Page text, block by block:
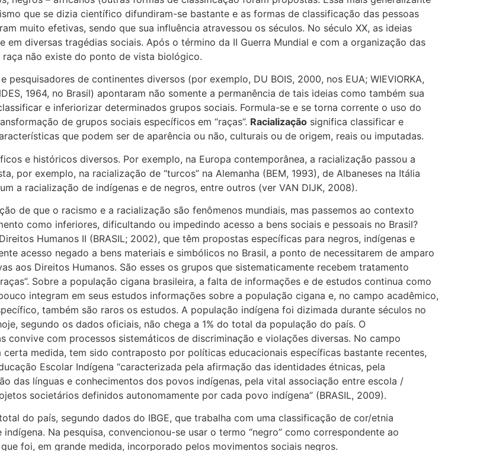
que se dizia científico difundiram-se bastante e as formas de classificação das pessoas
muito efetivas, sendo que sua influência atravessou os séculos. No século XX, as ideias
diversas tragédias sociais. Após o término da II Guerra Mundial e com a organização das
não existe do ponto de vista biológico.
de continentes diversos (por exemplo, DU BOIS, 2000, nos EUA; WIEVIORKA,
1964, no Brasil) apontaram não somente a permanência de tais ideias como também sua
e inferiorizar determinados grupos sociais. Formula-se e se torna corrente o uso do
de grupos sociais específicos em “raças”. Racialização significa classificar e
que podem ser de aparência ou não, culturais ou de origem, reais ou imputadas.
e históricos diversos. Por exemplo, na Europa contemporânea, a racialização passou a
por exemplo, na racialização de “turcos” na Alemanha (BEM, 1993), de Albaneses na Itália
a racialização de indígenas e de negros, entre outros (ver VAN DIJK, 2008).
de que o racismo e a racialização são fenômenos mundiais, mas passemos ao contexto
como inferiores, dificultando ou impedindo acesso a bens sociais e pessoais no Brasil?
Humanos II (BRASIL; 2002), que têm propostas específicas para negros, indígenas e
acesso negado a bens materiais e simbólicos no Brasil, a ponto de necessitarem de amparo
aos Direitos Humanos. São esses os grupos que sistematicamente recebem tratamento
Sobre a população cigana brasileira, a falta de informações e de estudos continua como
integram em seus estudos informações sobre a população cigana e, no campo acadêmico,
também são raros os estudos. A população indígena foi dizimada durante séculos no
segundo os dados oficiais, não chega a 1% do total da população do país. O
convive com processos sistemáticos de discriminação e violações diversas. No campo
medida, tem sido contraposto por políticas educacionais específicas bastante recentes,
Escolar Indígena “caracterizada pela afirmação das identidades étnicas, pela
das línguas e conhecimentos dos povos indígenas, pela vital associação entre escola /
societários definidos autonomamente por cada povo indígena” (BRASIL, 2009).
do país, segundo dados do IBGE, que trabalha com uma classificação de cor/etnia
Na pesquisa, convencionou-se usar o termo “negro” como correspondente ao
foi, em grande medida, incorporado pelos movimentos sociais negros.